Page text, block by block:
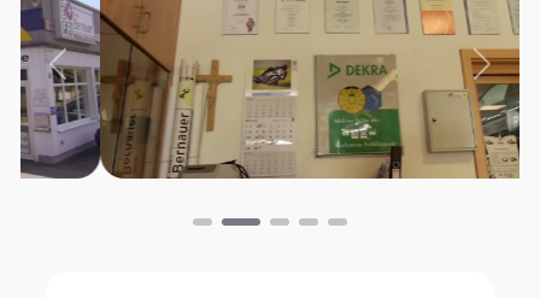
Vorheriges